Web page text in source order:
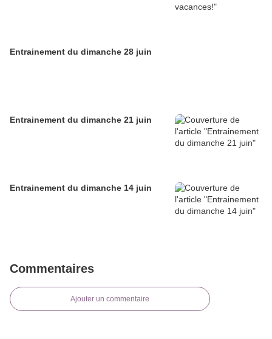
Entrainement du dimanche 28 juin
Entrainement du dimanche 21 juin
Entrainement du dimanche 14 juin
Commentaires
Ajouter un commentaire